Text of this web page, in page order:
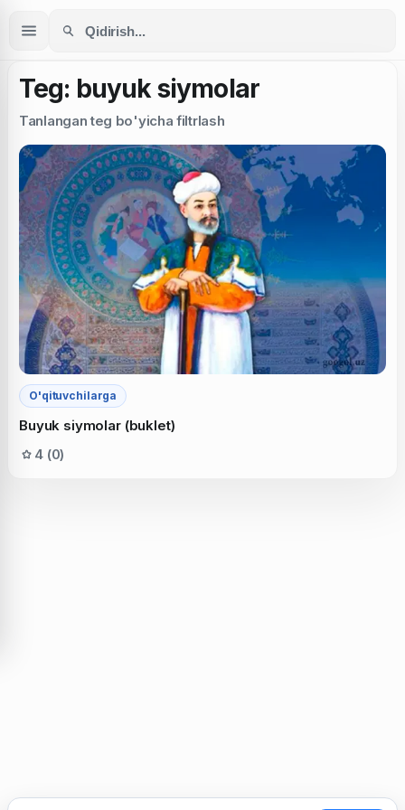
Teg: buyuk siymolar
Tanlangan teg bo'yicha filtrlash
O'qituvchilarga
Buyuk siymolar (buklet)
4 (0)